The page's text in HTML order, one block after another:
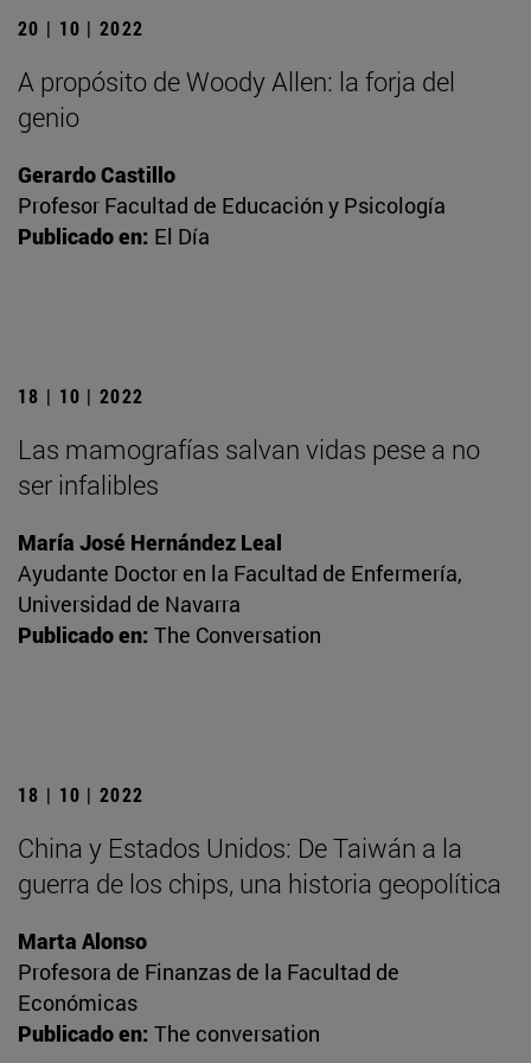
20 | 10 | 2022
A propósito de Woody Allen: la forja del
genio
Gerardo Castillo
Profesor Facultad de Educación y Psicología
Publicado en: El Día
18 | 10 | 2022
Las mamografías salvan vidas pese a no
ser infalibles
María José Hernández Leal
Ayudante Doctor en la Facultad de Enfermería,
Universidad de Navarra
Publicado en: The Conversation
18 | 10 | 2022
China y Estados Unidos: De Taiwán a la
guerra de los chips, una historia geopolítica
Marta Alonso
Profesora de Finanzas de la Facultad de
Económicas
Publicado en: The conversation